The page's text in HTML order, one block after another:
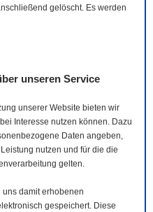
gelöscht. Es werden
unseren Service
unserer Website bieten wir
Interesse nutzen können. Dazu
Daten angeben,
nutzen und für die die
gelten.
damit erhobenen
gespeichert. Diese